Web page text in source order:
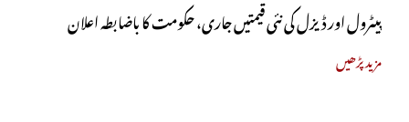
پیٹرول اور ڈیزل کی نئی قیمتیں جاری، حکومت کا باضابطہ اعلان
مزید پڑھیں